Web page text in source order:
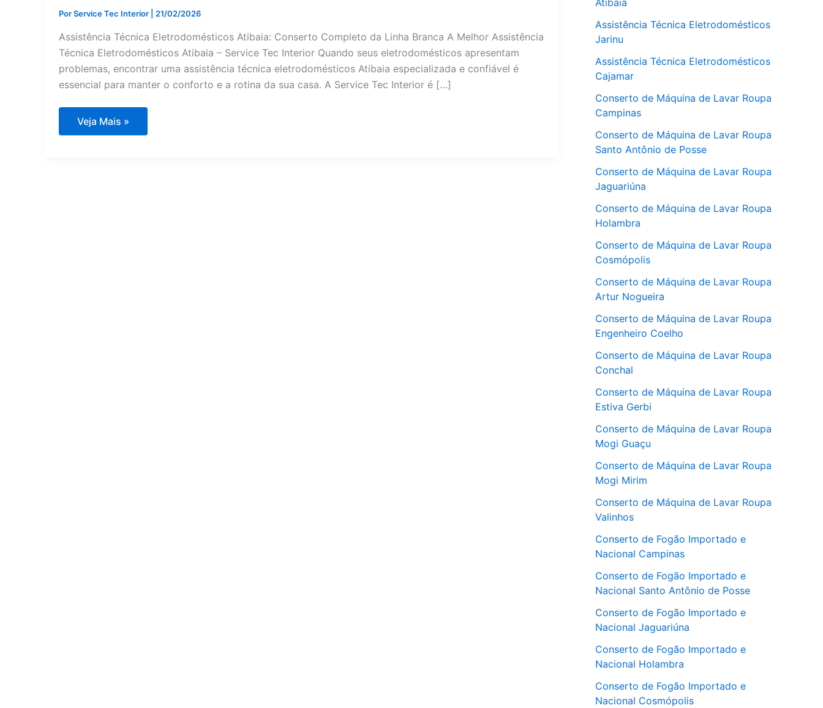
PorService Tec Interior 21/02/2026
Assistência Técnica Eletrodomésticos Atibaia: Conserto Completo da Linha Branca A Melhor Assistência
Técnica Eletrodomésticos Atibaia – Service Tec Interior Quando seus eletrodomésticos apresentam
problemas, encontrar uma assistência técnica eletrodomésticos Atibaia especializada e confiável é
essencial para manter o conforto e a rotina da sua casa. A Service Tec Interior é […]
Assistência
Técnica
Veja Mais »
Atibaia
Assistência Técnica Eletrodomésticos
Jarinu
Assistência Técnica Eletrodomésticos
Cajamar
Conserto de Máquina de Lavar Roupa
Campinas
Conserto de Máquina de Lavar Roupa
Santo Antônio de Posse
Conserto de Máquina de Lavar Roupa
Jaguariúna
Conserto de Máquina de Lavar Roupa
Holambra
Conserto de Máquina de Lavar Roupa
Cosmópolis
Conserto de Máquina de Lavar Roupa
Artur Nogueira
Conserto de Máquina de Lavar Roupa
Engenheiro Coelho
Conserto de Máquina de Lavar Roupa
Conchal
Conserto de Máquina de Lavar Roupa
Estiva Gerbi
Conserto de Máquina de Lavar Roupa
Mogi Guaçu
Conserto de Máquina de Lavar Roupa
Mogi Mirim
Conserto de Máquina de Lavar Roupa
Valinhos
Conserto de Fogão Importado e
Nacional Campinas
Conserto de Fogão Importado e
Nacional Santo Antônio de Posse
Conserto de Fogão Importado e
Nacional Jaguariúna
Conserto de Fogão Importado e
Nacional Holambra
Conserto de Fogão Importado e
Nacional Cosmópolis